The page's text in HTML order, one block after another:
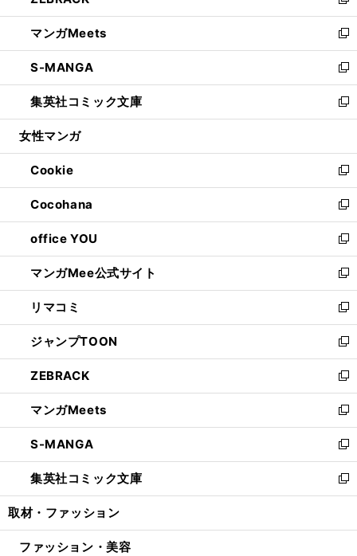
開
く
ウ
で
開
く
ン
ド
ウ
で
開
く
ウ
ィ
ン
ド
ウ
で
開
し
い
ウ
ィ
ン
ド
ウ
開
く
マンガMeets
新
し
い
ウ
ィ
ン
ウ
で
開
く
S-MANGA
新
し
い
ウ
ン
ド
ウ
で
開
く
集英社コミック文庫
新
し
ウ
ィ
ン
ド
ウ
で
開
く
女性マンガ
Cookie
新
し
い
ウ
ィ
ン
ド
ウ
で
開
く
Cocohana
新
し
い
ウ
ィ
ン
ド
ウ
で
開
く
office YOU
新
し
い
ウ
ィ
ン
ド
ウ
で
開
く
マンガMee公式サイト
新
し
い
ウ
ィ
ン
ド
ウ
で
開
く
リマコミ
新
し
い
ウ
ィ
ン
ド
ウ
で
開
く
ジャンプTOON
新
し
い
ウ
ィ
ン
ド
ウ
で
開
ZEBRACK
新
し
い
ウ
ィ
ン
ド
ウ
開
マンガMeets
新
し
い
ウ
ィ
ン
ウ
S-MANGA
新
し
い
ウ
ン
集英社コミック文庫
新
し
ウ
取材・ファッション
ファッション・美容